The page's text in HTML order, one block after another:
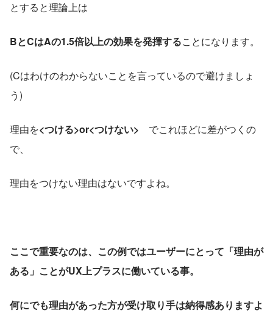
とすると理論上は
BとCはAの1.5倍以上の効果を発揮することになります。
(Cはわけのわからないことを言っているので避けましょ
う)
理由を<つける>or<つけない> でこれほどに差がつくの
で、
理由をつけない理由はないですよね。
ここで重要なのは、この例ではユーザーにとって「理由が
ある」ことがUX上プラスに働いている事。
何にでも理由があった方が受け取り手は納得感ありますよ